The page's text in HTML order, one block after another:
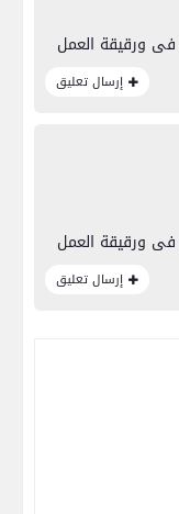
ورقيقة العمل
إرسال تعليق
ورقيقة العمل
إرسال تعليق